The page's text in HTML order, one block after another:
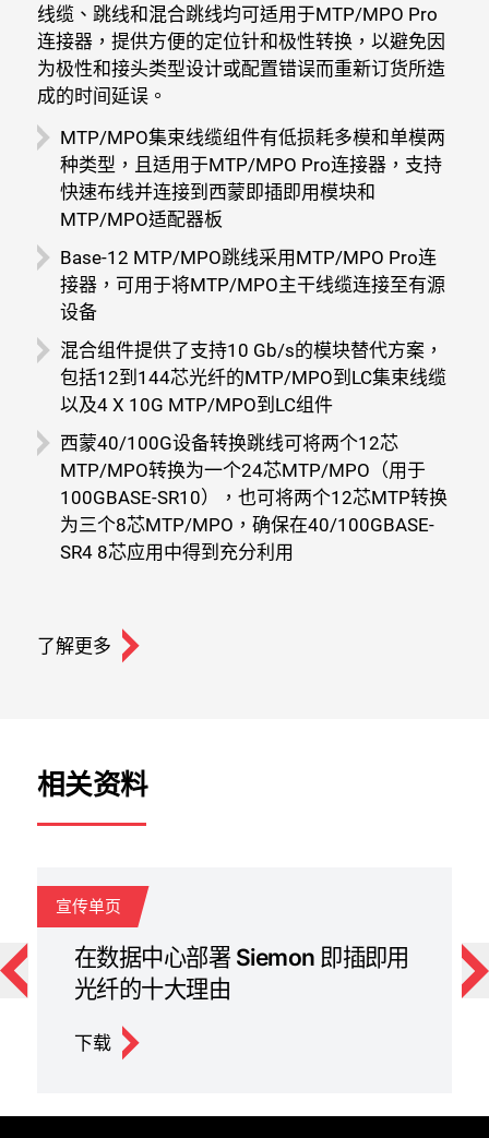
线缆、跳线和混合跳线均可适用于MTP/MPO Pro
连接器，提供方便的定位针和极性转换，以避免因
为极性和接头类型设计或配置错误而重新订货所造
成的时间延误。
MTP/MPO集束线缆组件有低损耗多模和单模两
种类型，且适用于MTP/MPO Pro连接器，支持
快速布线并连接到西蒙即插即用模块和
MTP/MPO适配器板
Base-12 MTP/MPO跳线采用MTP/MPO Pro连
接器，可用于将MTP/MPO主干线缆连接至有源
设备
混合组件提供了支持10 Gb/s的模块替代方案，
包括12到144芯光纤的MTP/MPO到LC集束线缆
以及4 X 10G MTP/MPO到LC组件
西蒙40/100G设备转换跳线可将两个12芯
MTP/MPO转换为一个24芯MTP/MPO（用于
100GBASE-SR10），也可将两个12芯MTP转换
为三个8芯MTP/MPO，确保在40/100GBASE-
SR4 8芯应用中得到充分利用
了解更多
相关资料
宣传单页
在数据中心部署 Siemon 即插即用
光纤的十大理由
下载